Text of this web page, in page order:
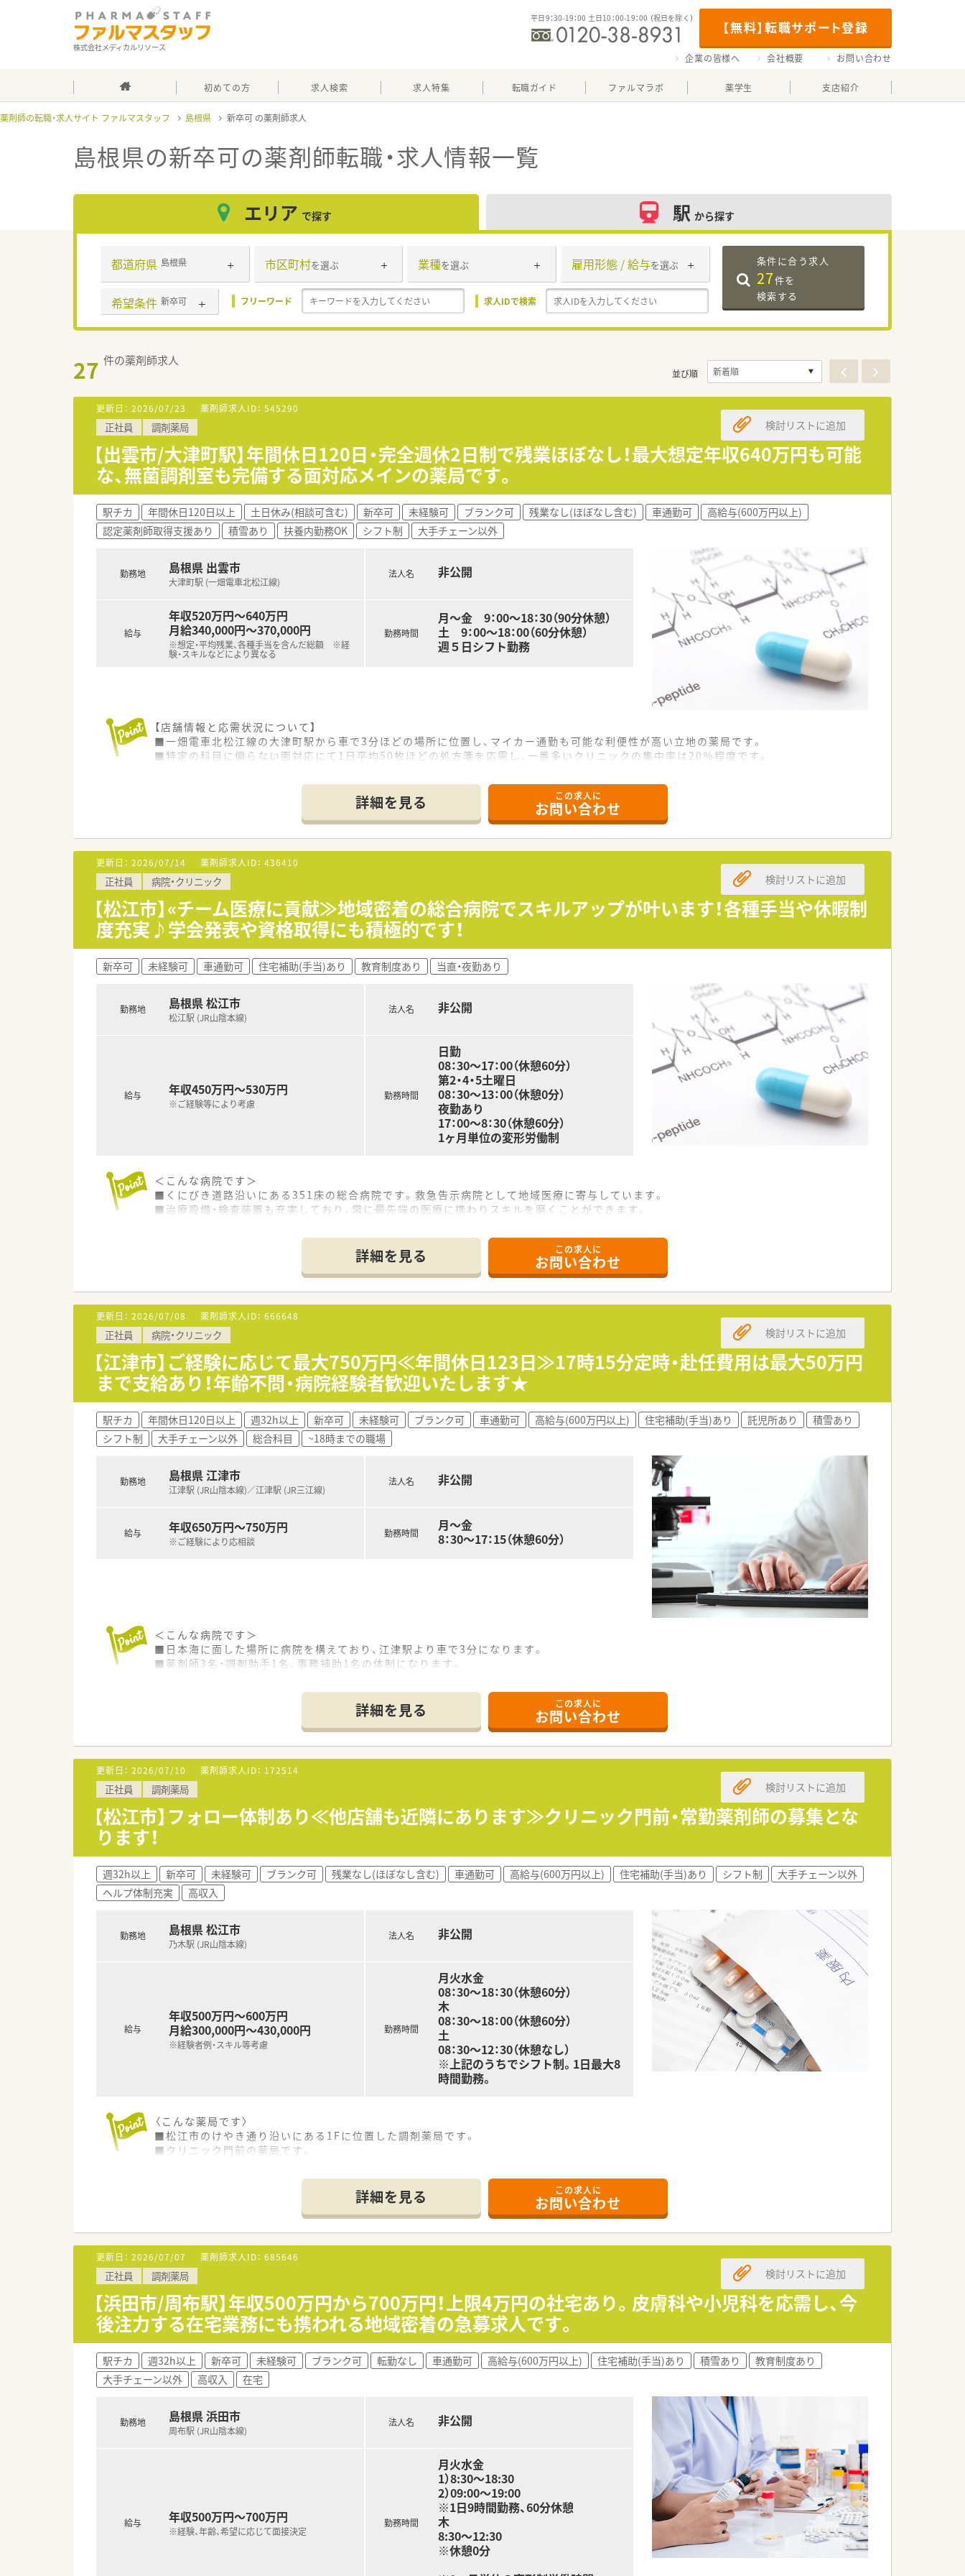
株式会社メディカルリソース
【無料】転職サポート登録
平日9：30-19：00 土日10：00-19：00 （祝日を除く）
企業の皆様へ 会社概要 お問い合わせ
初めての方 求人検索 求人特集 転職ガイド ファルマラボ 薬学生 支店紹介
薬剤師の転職・求人サイト ファルマスタッフ 島根県 新卒可
島根県の新卒可の薬剤師転職・求人情報一覧
エリア で探す 駅 から探す
都道府県 島根県 市区町村を選ぶ 業種を選ぶ 雇用形態 / 給与を選ぶ
希望条件 新卒可 フリーワード 求人IDで検索
条件に合う求人
27件を
検索する
27 件の薬剤師求人
並び順
更新日： 2026/07/23 薬剤師求人ID： 545290
正社員 調剤薬局
【出雲市/大津町駅】年間休日120日・完全週休2日制で残業ほぼなし！最大想定年収640万円も可能
な、無菌調剤室も完備する面対応メインの薬局です。
検討リストに追加
駅チカ 年間休日120日以上 土日休み(相談可含む) 新卒可 未経験可 ブランク可 残業なし(ほぼなし含む) 車通勤可
高給与(600万円以上)
認定薬剤師取得支援あり
積雪あり 扶養内勤務OK シフト制 大手チェーン以外
勤務地 島根県 出雲市
大津町駅 (一畑電車北松江線)
給与
年収520万円～640万円
月給340,000円～370,000円
※想定・平均残業、各種手当を含んだ総額 ※経
験・スキルなどにより異なる
法人名 非公開
勤務時間
月～金 9：00～18：30（90分休憩）
土 9：00～18：00（60分休憩）
週５日シフト勤務
【店舗情報と応需状況について】
■一畑電車北松江線の大津町駅から車で3分ほどの場所に位置し、マイカー通勤も可能な利便性が高い立地の薬局です。
■特定の科目に偏らない面対応にて1日平均50枚ほどの処方箋を応需し、一番多いクリニックの集中率は20％程度です。
■処方箋枚数の増加と将来的な多店舗展開を見据えた組織強化のための定期採用であり、新たに共に働く仲間を急募します。
■50歳までの方を幅広く受け入れており、実務経験者はもちろん調剤未経験の方やブランクがある方からのご応募も歓迎です。
■ご自身の条件ばかりを主張するのではなく、相手の立場を思いやることができる協調性のある薬剤師の方を求めています。
【想定される業務内容】
■保険調剤業務をメインに、処方箋に基づいた正確な監査や丁寧な服薬指導、徹底した薬歴管理といった業務全般を担当します。
■無菌調剤室であるクリーンベンチを活用した高度な調剤業務や、施設や居宅への在宅訪問にも携わり幅広いスキルを習得します。
■健康サポート薬局として、地域の方々への健康相談やサプリメントの適切なアドバイスなどの対人業務にも積極的に取り組みます。
【職場環境と雰囲気】
■来局される地域の患者様がゆったりとくつろげる空間作りを大切にしており、店舗内は非常に広々として開放感のある雰囲気です。
■ストレスなくスムーズに業務に打ち込める効率的な動線が確保されており、スタッフが快適に働けるように配慮された環境です。
■大手での勤務経験を持つ30代の社長と3名の事務スタッフがしっかりと連携し、お互いに協力し合いながら業務を進めています。
詳細を見る この求人に
お問い合わせ
更新日： 2026/07/14 薬剤師求人ID： 436410
正社員 病院・クリニック
【松江市】«チーム医療に貢献≫地域密着の総合病院でスキルアップが叶います！各種手当や休暇制
度充実♪学会発表や資格取得にも積極的です！
検討リストに追加
新卒可 未経験可 車通勤可 住宅補助(手当)あり 教育制度あり 当直・夜勤あり
勤務地 島根県 松江市
松江駅 (JR山陰本線)
給与 年収450万円～530万円
※ご経験等により考慮
法人名 非公開
勤務時間
日勤
08：30～17：00（休憩60分）
第2・4・5土曜日
08：30～13：00（休憩0分）
夜勤あり
17：00～8：30（休憩60分）
1ヶ月単位の変形労働制
＜こんな病院です＞
■くにびき道路沿いにある351床の総合病院です。救急告示病院として地域医療に寄与しています。
■治療設備・検査装置も充実しており、常に最先端の医療に携わりスキルを磨くことができます。
■ICU、手術室、人工透析室もある病院です。
＜業務内容＞
■処方箋による調剤業務、服薬指導、薬剤情報の提供、病棟業務など
■総合科目を診療しています。
＜研修制度＞
■現場の先輩薬剤師より指導を受けて頂きます。
＜こんな方にもオススメ＞
■救急告示病院で常にスキルを磨きたい方
■異動がなく1か所でしっかりと働きたい方
■調剤経験のない方
詳細を見る この求人に
お問い合わせ
更新日： 2026/07/08 薬剤師求人ID： 666648
正社員 病院・クリニック
【江津市】ご経験に応じて最大750万円≪年間休日123日≫17時15分定時・赴任費用は最大50万円
まで支給あり！年齢不問・病院経験者歓迎いたします★
検討リストに追加
駅チカ 年間休日120日以上 週32h以上 新卒可 未経験可 ブランク可 車通勤可 高給与(600万円以上) 住宅補助(手当)あり 託児所あり
積雪あり
シフト制
大手チェーン以外 総合科目 ~18時までの職場
勤務地 島根県 江津市
江津駅 (JR山陰本線)／江津駅 (JR三江線)
給与 年収650万円～750万円
※ご経験により応相談
法人名 非公開
勤務時間
月～金
8：30～17：15（休憩60分）
＜こんな病院です＞
■日本海に面した場所に病院を構えており、江津駅より車で3分になります。
■薬剤師3名・調剤助手1名、事務補助1名の体制になります。
■業務内容は調剤業務・薬品管理・病棟業務・持参薬管理・カンファレンス・ＤＩ業務等を行っていただきます。
■外来患者様は院外処方になりますので入院患者様のご対応をおこなっていただきます。
＜研修制度＞
■現場の先輩薬剤師より指導を受けて頂きます。
＜その他＞
■赴任費用として県内の方には30万円（江津市を除く）、県外の方には50万円の支援金制度がございます。（但し条件等あり）
＜法人特徴＞
る医療を手がけております。
■地域でも有数の規模を誇る病院で、幅広い科目にも対応をしており地域の方へ予防・診断・治療の一貫した医療体制を整え、安心と信頼
の医療を提供できるようにしております。
＜こんな方にもおすすめ＞
■福利厚生が充実している所で就業希望の方
詳細を見る この求人に
お問い合わせ
更新日： 2026/07/10 薬剤師求人ID： 172514
正社員 調剤薬局
【松江市】フォロー体制あり≪他店舗も近隣にあります≫クリニック門前・常勤薬剤師の募集とな
ります！
検討リストに追加
週32h以上 新卒可 未経験可 ブランク可 残業なし(ほぼなし含む) 車通勤可 高給与(600万円以上) 住宅補助(手当)あり シフト制
大手チェーン以外
ヘルプ体制充実
高収入
勤務地 島根県 松江市
乃木駅 (JR山陰本線)
給与
年収500万円～600万円
月給300,000円～430,000円
※経験者例・スキル等考慮
法人名 非公開
勤務時間
月火水金
08：30～18：30（休憩60分）
木
08：30～18：00（休憩60分）
土
08：30～12：30（休憩なし）
※上記のうちでシフト制。1日最大8
時間勤務。
〈こんな薬局です〉
■松江市のけやき通り沿いにある1Fに位置した調剤薬局です。
■クリニック門前の薬局です。
■薬剤師正社員1名、パート1名在籍しています。
薬歴（メルフィン・店舗内に2台設置されています。）,散剤監査システム、カセット付き自動分包機（ユヤマ・ユニバーサルカセット有
〈業務内容〉
■処方箋枚数：40～50枚/日
■調剤・投薬・服薬指導・OTC など
〈法人概要〉
■首都圏を中心に26店舗展開のグルーブ会社です。
■有給取得率は70％以上と高めになります。オンオフ分けて働くことの出来る環境です。
■アットホームな社風で定着率も高く、長期就業が叶う環境です
■『医療を通じて』社会貢献するをモットーにしております。
■地域に根付いた『かかりつけ薬局』を目指しております。
■人員不足している場合は関東から応援者がきます。
〈こんな方にもおススメ〉
詳細を見る この求人に
お問い合わせ
更新日： 2026/07/07 薬剤師求人ID： 685646
正社員 調剤薬局
【浜田市/周布駅】年収500万円から700万円！上限4万円の社宅あり。皮膚科や小児科を応需し、今
後注力する在宅業務にも携われる地域密着の急募求人です。
検討リストに追加
駅チカ 週32h以上 新卒可 未経験可 ブランク可 転勤なし 車通勤可 高給与(600万円以上) 住宅補助(手当)あり 積雪あり
教育制度あり
大手チェーン以外
高収入 在宅
勤務地 島根県 浜田市
周布駅 (JR山陰本線)
給与 年収500万円～700万円
※経験、年齢、希望に応じて面接決定
法人名 非公開
勤務時間
月火水金
1）8:30～18:30
2）09:00～19:00
※1日9時間勤務、60分休憩
木
8:30～12:30
※休憩0分